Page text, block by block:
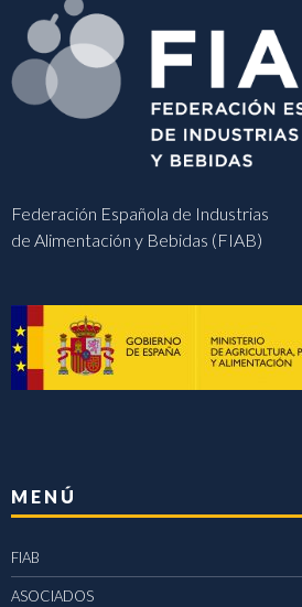
Federación Española de Industrias
de Alimentación y Bebidas (FIAB)
MENÚ
FIAB
ASOCIADOS